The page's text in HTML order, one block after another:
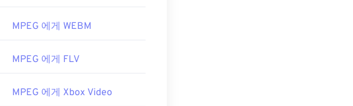
MPEG 에게 WEBM
MPEG 에게 FLV
MPEG 에게 Xbox Video